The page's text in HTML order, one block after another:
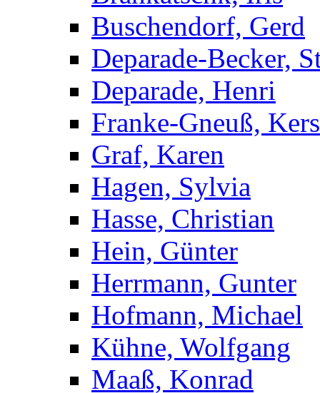
Buschendorf, Gerd
Deparade-Becker,
Deparade, Henri
Franke-Gneuß,
Graf, Karen
Hagen, Sylvia
Hasse, Christian
Hein, Günter
Herrmann, Gunter
Hofmann, Michael
Kühne, Wolfgang
Maaß, Konrad